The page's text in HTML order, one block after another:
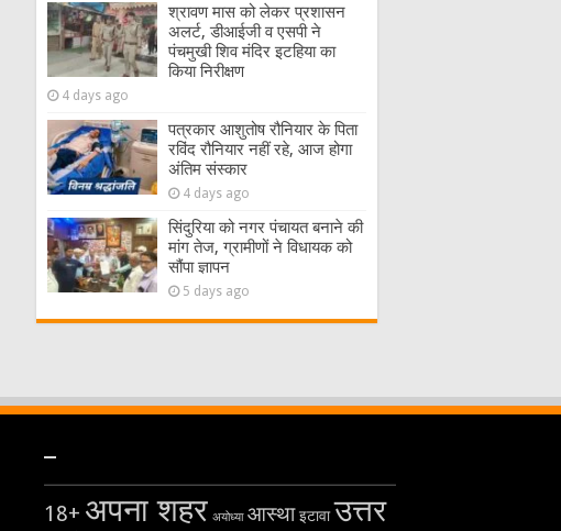
श्रावण मास को लेकर प्रशासन
अलर्ट, डीआईजी व एसपी ने
पंचमुखी शिव मंदिर इटहिया का
किया निरीक्षण
4 days ago
पत्रकार आशुतोष रौनियार के पिता
रविंद रौनियार नहीं रहे, आज होगा
अंतिम संस्कार
4 days ago
सिंदुरिया को नगर पंचायत बनाने की
मांग तेज, ग्रामीणों ने विधायक को
सौंपा ज्ञापन
5 days ago
–
18+ अपना शहर अयोध्या आस्था इटावा उत्तर